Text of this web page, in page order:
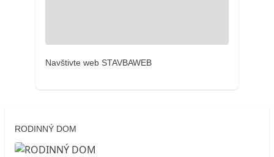
Navštivte web STAVBAWEB
RODINNÝ DOM